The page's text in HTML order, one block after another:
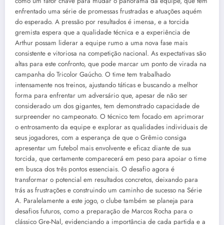
enfrentado uma série de promessas frustradas e atuações aquém
do esperado. A pressão por resultados é imensa, e a torcida
gremista espera que a qualidade técnica e a experiência de
Arthur possam liderar a equipe rumo a uma nova fase mais
consistente e vitoriosa na competição nacional. As expectativas são
altas para este confronto, que pode marcar um ponto de virada na
campanha do Tricolor Gaúcho. O time tem trabalhado
intensamente nos treinos, ajustando táticas e buscando a melhor
forma para enfrentar um adversário que, apesar de não ser
considerado um dos gigantes, tem demonstrado capacidade de
surpreender no campeonato. O técnico tem focado em aprimorar
o entrosamento da equipe e explorar as qualidades individuais de
seus jogadores, com a esperança de que o Grêmio consiga
apresentar um futebol mais envolvente e eficaz diante de sua
torcida, que certamente comparecerá em peso para apoiar o time
em busca dos três pontos essenciais. O desafio agora é
transformar o potencial em resultados concretos, deixando para
trás as frustrações e construindo um caminho de sucesso na Série
A. Paralelamente a este jogo, o clube também se planeja para
desafios futuros, como a preparação de Marcos Rocha para o
clássico Gre-Nal, evidenciando a importância de cada partida e a